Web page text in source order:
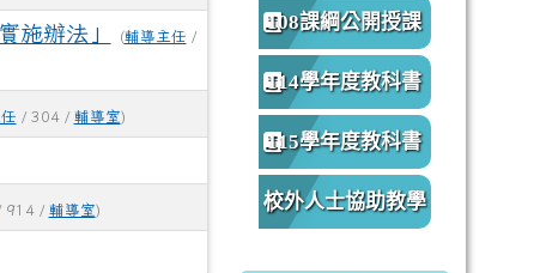
施辦法」 (輔導主任 /
/ 304 / 輔導室)
914 / 輔導室)
畫
108課綱公開授課
專區
114學年度教科書
版本
115學年度教科書
版本
校外人士協助教學